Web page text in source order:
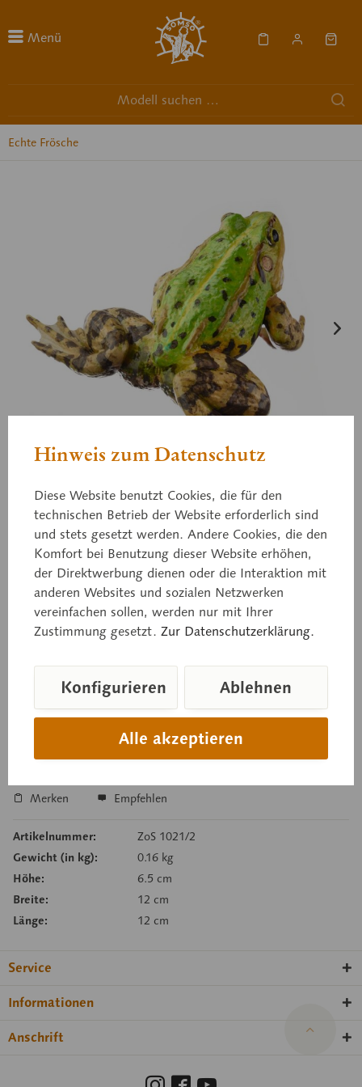
Menü
Echte Frösche
ZoS 1021/2
Kleiner Wasserfrosch
Männchen - ohne Mittelstreifen Pelophylax lessonae
Preis auf Anfrage
Lieferzeit auf Anfrage
In den Anfragekorb
Merken Empfehlen
Artikelnummer:
ZoS 1021/2
Gewicht (in kg):
0.16 kg
Höhe:
6.5 cm
Breite:
12 cm
Länge:
12 cm
Service
Informationen
Anschrift
Hinweis zum Datenschutz
Diese Website benutzt Cookies, die für den
technischen Betrieb der Website erforderlich sind
und stets gesetzt werden. Andere Cookies, die den
Komfort bei Benutzung dieser Website erhöhen,
der Direktwerbung dienen oder die Interaktion mit
anderen Websites und sozialen Netzwerken
vereinfachen sollen, werden nur mit Ihrer
Zustimmung gesetzt. Zur Datenschutzerklärung.
Alle akzeptieren
Konfigurieren Ablehnen